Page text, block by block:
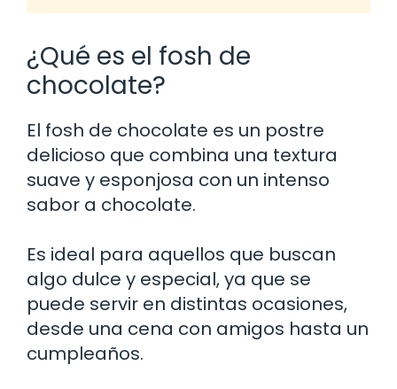
¿Qué es el fosh de
chocolate?
El fosh de chocolate es un postre
delicioso que combina una textura
suave y esponjosa con un intenso
sabor a chocolate.
Es ideal para aquellos que buscan
algo dulce y especial, ya que se
puede servir en distintas ocasiones,
desde una cena con amigos hasta un
cumpleaños.